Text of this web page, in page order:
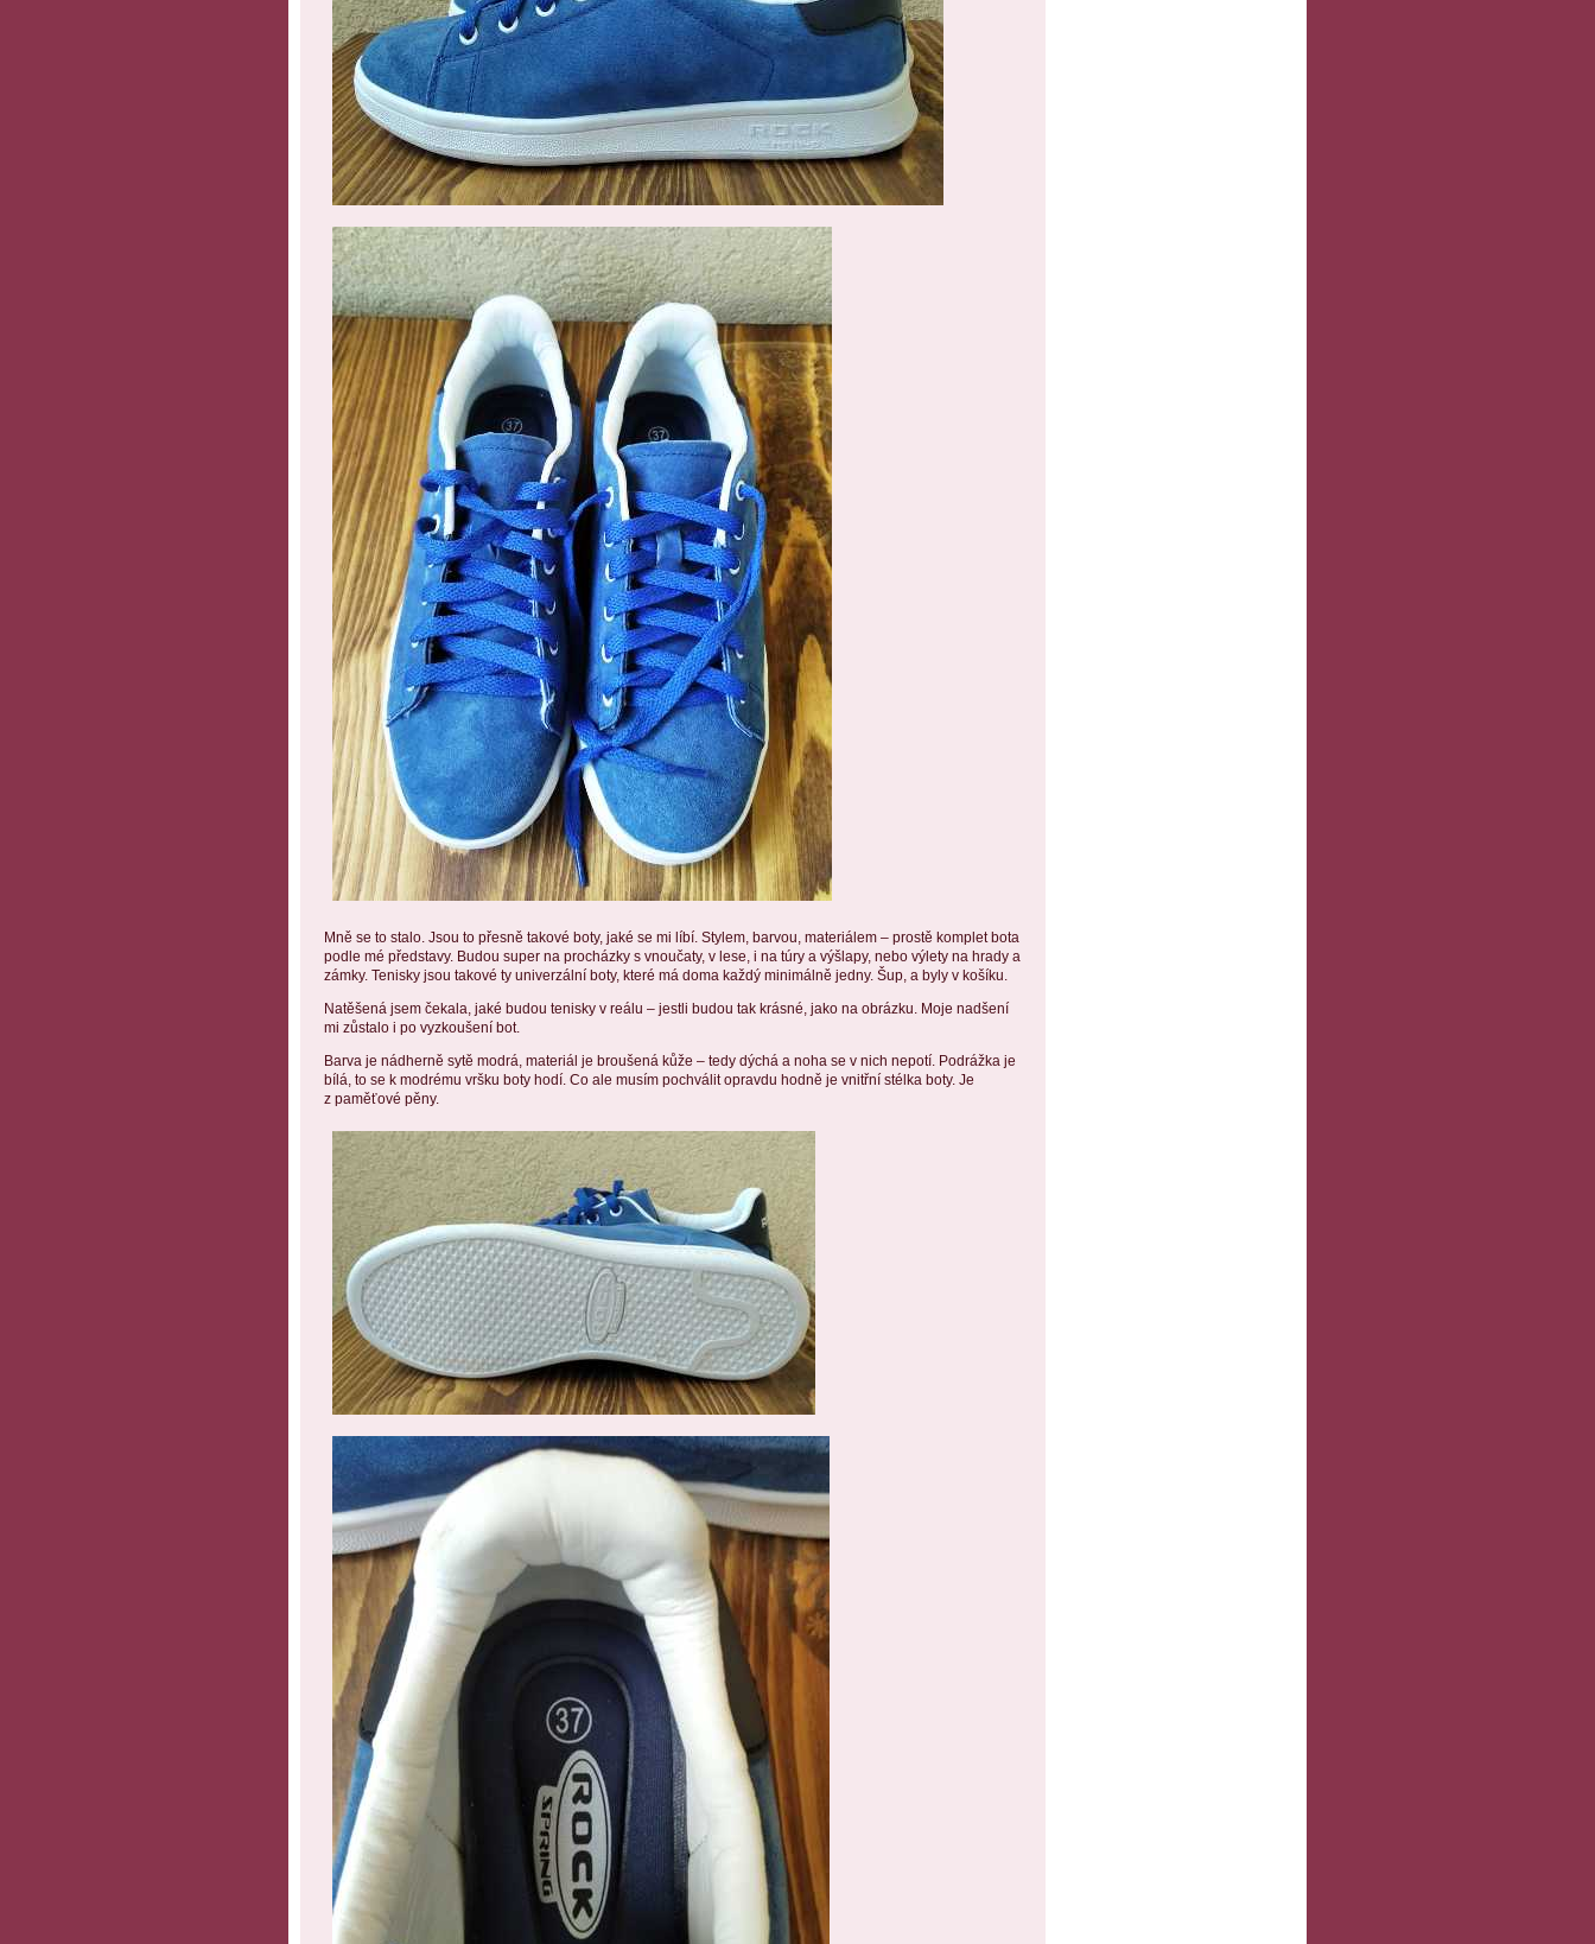
Mně se to stalo. Jsou to přesně takové boty, jaké se mi líbí. Stylem, barvou, materiálem – prostě komplet bota
podle mé představy. Budou super na procházky s vnoučaty, v lese, i na túry a výšlapy, nebo výlety na hrady a
zámky. Tenisky jsou takové ty univerzální boty, které má doma každý minimálně jedny. Šup, a byly v košíku.
Natěšená jsem čekala, jaké budou tenisky v reálu – jestli budou tak krásné, jako na obrázku. Moje nadšení
mi zůstalo i po vyzkoušení bot.
Barva je nádherně sytě modrá, materiál je broušená kůže – tedy dýchá a noha se v nich nepotí. Podrážka je
bílá, to se k modrému vršku boty hodí. Co ale musím pochválit opravdu hodně je vnitřní stélka boty. Je
z paměťové pěny.